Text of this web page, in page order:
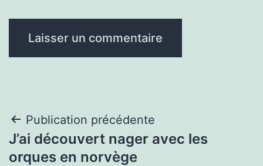
Navigation
de
Publication précédente
J’ai découvert nager avec les
orques en norvège